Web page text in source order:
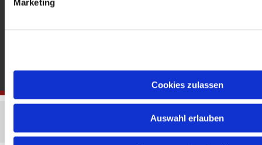
Marketing
Cookies zulassen
Auswahl erlauben